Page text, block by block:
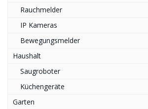
Rauchmelder
IP Kameras
Bewegungsmelder
Haushalt
Saugroboter
Küchengeräte
Garten